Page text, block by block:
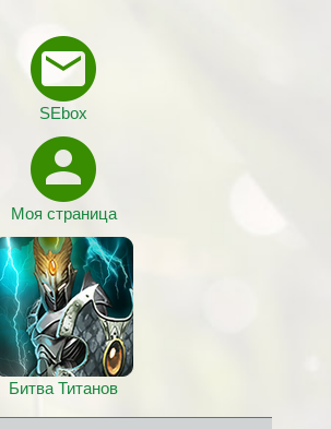
SEbox
Моя страница
Битва Титанов